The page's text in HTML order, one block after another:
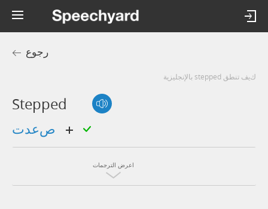
رجوع
كيف تنطق stepped بالإنجليزية
Stepped
اعرض الترجمات